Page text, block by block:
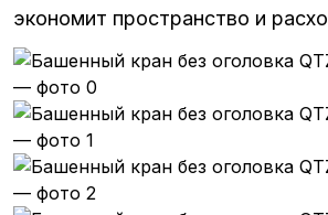
экономит пространство и